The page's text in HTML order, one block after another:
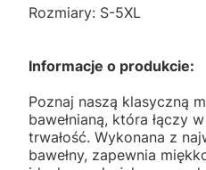
Rozmiary: S-5XL
Informacje o produkcie:
Poznaj naszą klasyczną
bawełnianą, która łączy
trwałość. Wykonana z
bawełny, zapewnia